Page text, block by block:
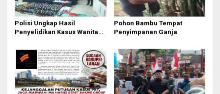
Polisi Ungkap Hasil
Penyelidikan Kasus Wanita
Komplek Bumi Asri Medan
Pohon Bambu Tempat
Penyimpanan Ganja